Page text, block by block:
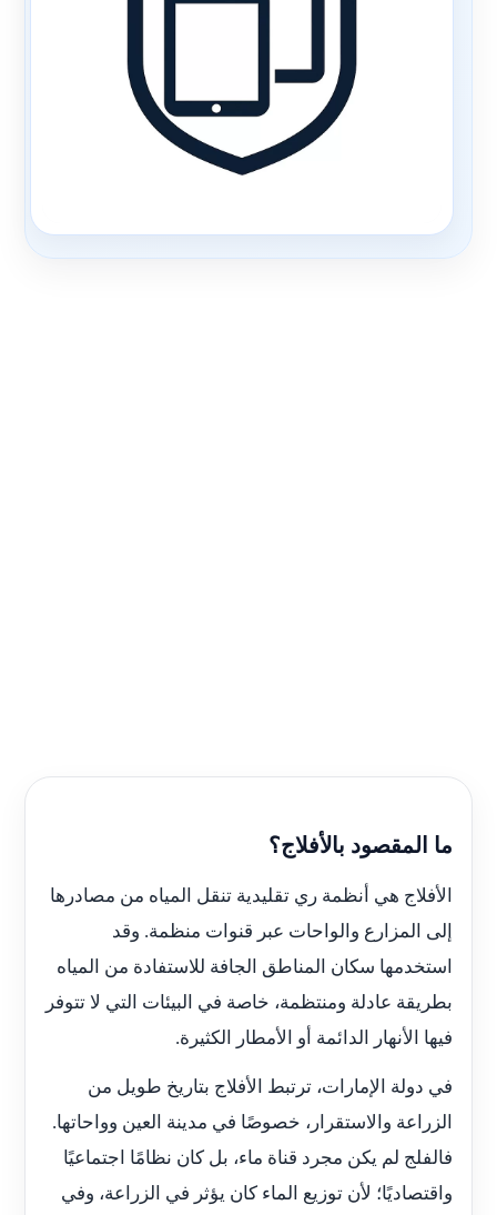
ما المقصود بالأفلاج؟
الأفلاج هي أنظمة ري تقليدية تنقل المياه من مصادرها
إلى المزارع والواحات عبر قنوات منظمة. وقد
استخدمها سكان المناطق الجافة للاستفادة من المياه
بطريقة عادلة ومنتظمة، خاصة في البيئات التي لا تتوفر
فيها الأنهار الدائمة أو الأمطار الكثيرة.
في دولة الإمارات، ترتبط الأفلاج بتاريخ طويل من
الزراعة والاستقرار، خصوصًا في مدينة العين وواحاتها.
فالفلج لم يكن مجرد قناة ماء، بل كان نظامًا اجتماعيًا
واقتصاديًا؛ لأن توزيع الماء كان يؤثر في الزراعة، وفي